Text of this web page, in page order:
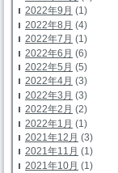
2022年9月 (1)
2022年8月 (4)
2022年7月 (1)
2022年6月 (6)
2022年5月 (5)
2022年4月 (3)
2022年3月 (3)
2022年2月 (2)
2022年1月 (1)
2021年12月 (3)
2021年11月 (1)
2021年10月 (1)